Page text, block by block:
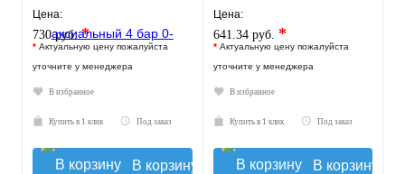
Цена:
730 руб.*
* Актуальную цену пожалуйста
уточните у менеджера
В избранное
Купить в 1 клик Под заказ
В корзину
Цена:
641.34 руб. *
* Актуальную цену пожалуйста
уточните у менеджера
В избранное
Купить в 1 клик Под заказ
В корзину